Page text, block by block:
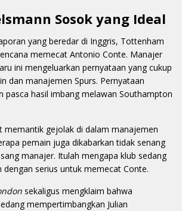
Sosok yang Ideal
yang beredar di Inggris, Tottenham
memecat Antonio Conte. Manajer
ini mengeluarkan pernyataan yang cukup
dan manajemen Spurs. Pernyataan
pasca hasil imbang melawan Southampton
memantik gejolak di dalam manajemen
pemain juga dikabarkan tidak senang
manajer. Itulah mengapa klub sedang
serius untuk memecat Conte.
sekaligus mengklaim bahwa
mempertimbangkan Julian